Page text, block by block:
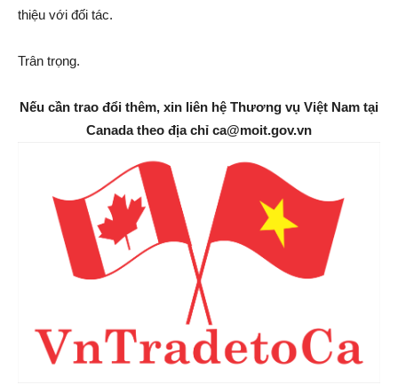
thiệu với đối tác.
Trân trọng.
Nếu cần trao đổi thêm, xin liên hệ Thương vụ Việt Nam tại
Canada theo địa chỉ ca@moit.gov.vn